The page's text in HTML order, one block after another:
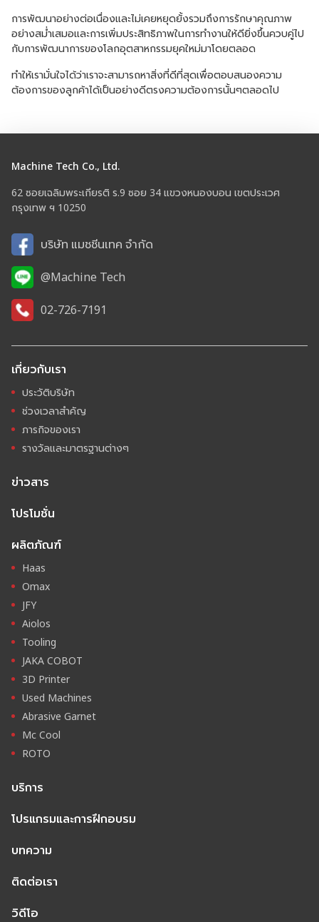
การพัฒนาอย่างต่อเนื่องและไม่เคยหยุดยั้งรวมถึงการรักษาคุณภาพ
อย่างสม่ำเสมอและการเพิ่มประสิทธิภาพในการทำงานให้ดียิ่งขึ้นควบคู่ไป
กับการพัฒนาการของโลกอุตสาหกรรมยุคใหม่มาโดยตลอด
ทำให้เรามั่นใจได้ว่าเราจะสามารถหาสิ่งที่ดีที่สุดเพื่อตอบสนองความ
ต้องการของลูกค้าได้เป็นอย่างดีตรงความต้องการนั้นๆตลอดไป
Machine Tech Co., Ltd.
62 ซอยเฉลิมพระเกียรติ ร.9 ซอย 34 แขวงหนองบอน เขตประเวศ
กรุงเทพ ฯ 10250
บริษัท แมชชีนเทค จำกัด
@Machine Tech
02-726-7191
เกี่ยวกับเรา
ประวัติบริษัท
ช่วงเวลาสำคัญ
ภารกิจของเรา
รางวัลและมาตรฐานต่างๆ
ข่าวสาร
โปรโมชั่น
ผลิตภัณฑ์
Haas
Omax
JFY
Aiolos
Tooling
JAKA COBOT
3D Printer
Used Machines
Abrasive Garnet
Mc Cool
ROTO
บริการ
โปรแกรมและการฝึกอบรม
บทความ
ติดต่อเรา
วิดีโอ